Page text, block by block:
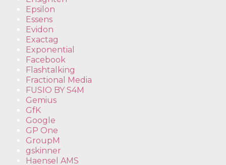
Epsilon
Essens
Evidon
Exactag
Exponential
Facebook
Flashtalking
Fractional Media
FUSIO BY S4M
Gemius
GfK
Google
GP One
GroupM
gskinner
Haensel AMS